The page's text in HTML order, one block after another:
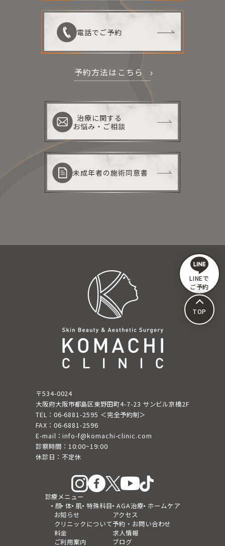
電話でご予約
予約方法はこちら
治療に関する
お悩み・ご相談
未成年者の施術同意書
〒534-0024
大阪府大阪市都島区東野田町4-7-23 サンビル京橋2F
TEL：06-6881-2595 ＜完全予約制＞
FAX：06-6881-2596
E-mail：info-f@komachi-clinic.com
診察時間：10:00~19:00
休診日：不定休
診療メニュー
顔 体 肌 特殊科目 AGA治療 ホームケア
お知らせ
クリニックについて
料金
ご利用案内
アクセス
予約・お問い合わせ
求人情報
ブログ
LINEで
ご予約
TOP